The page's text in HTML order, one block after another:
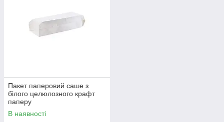
Пакет паперовий саше з
білого целюлозного крафт
паперу
270*80*50мм(щільність 50г/
м2)(Арт
В наявності